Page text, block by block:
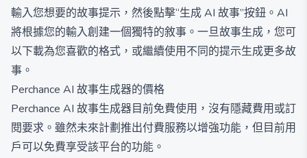
輸入您想要的故事提示，然後點擊“生成 AI 故事”按鈕。AI
將根據您的輸入創建一個獨特的敘事。一旦故事生成，您可
以下載為您喜歡的格式，或繼續使用不同的提示生成更多故
事。
Perchance AI 故事生成器的價格
Perchance AI 故事生成器目前免費使用，沒有隱藏費用或訂
閱要求。雖然未來計劃推出付費服務以增強功能，但目前用
戶可以免費享受該平台的功能。